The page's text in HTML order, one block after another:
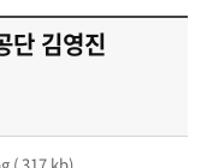
단 김영진